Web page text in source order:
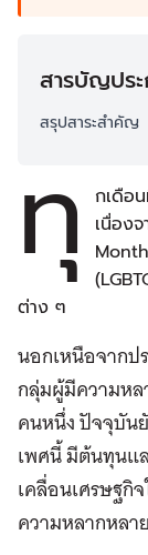
สารบัญปร
สรุปสาระสำคัญ
ทุ
กเดือ
เนื่อง
ต่าง ๆ
นอกเหนือจากป
กลุ่มผู้มีความหล
คนหนึ่ง ปัจจุบัน
เพศนี้ มีต้นทุนแ
เคลื่อนเศรษฐกิ
ความหลากหลา